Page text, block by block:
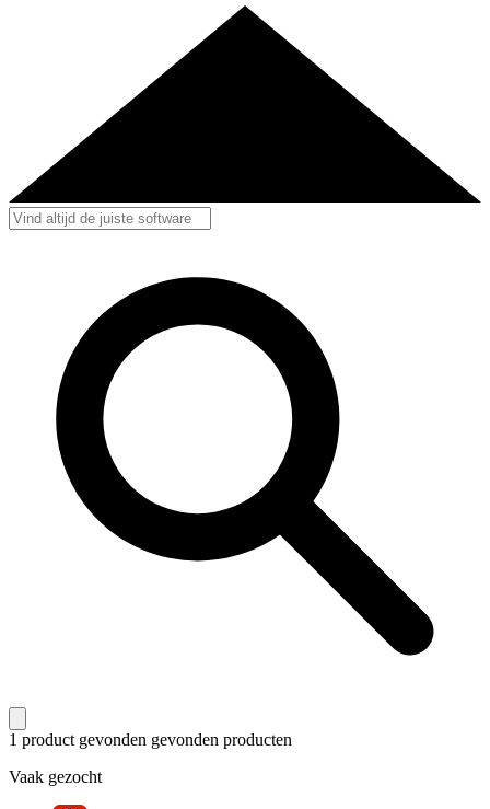
1 product gevonden gevonden producten
Vaak gezocht